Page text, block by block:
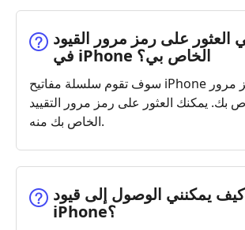
العثور على رمز مرور القيود
في iPhone الخاص بي؟
سوف تقوم سلسلة مفاتيح iPhone بحفظ رمز مرور
بك. يمكنك العثور على رمز مرور التقييد
الخاص بك منه.
كيف يمكنني الوصول إلى قيود
iPhone؟